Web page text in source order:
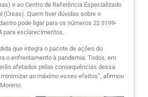
e ao Centro de Referência Especializado
(Creas). Quem tiver dúvidas sobre o
pode ligar para os números 22 3199-
para esclarecimentos.
que integra o pacote de ações do
o enfrentamento à pandemia. Todos, em
afetados pelas consequências dessa
ao máximo esses efeitos”, afirmou